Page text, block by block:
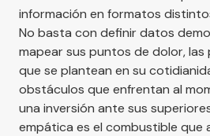
información en formatos
No basta con definir datos
mapear sus puntos de dolor,
que se plantean en su
obstáculos que enfrentan al
una inversión ante sus
empática es el combustible que